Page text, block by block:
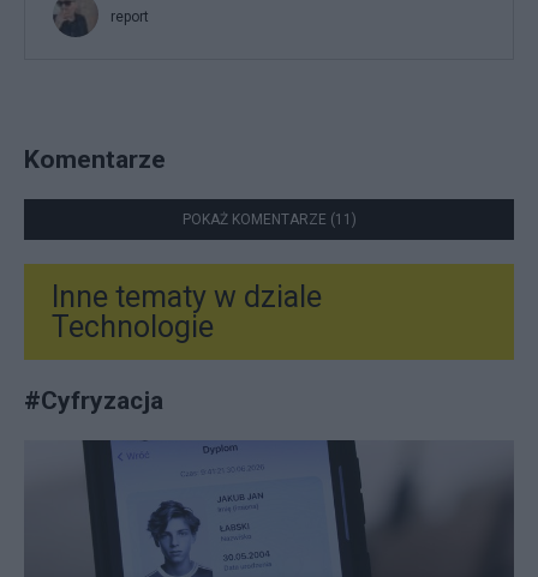
report
Komentarze
POKAŻ KOMENTARZE (11)
Inne tematy w dziale
Technologie
#Cyfryzacja